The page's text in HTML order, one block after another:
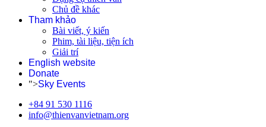
Chủ đề khác
Tham khảo
Bài viết, ý kiến
Phim, tài liệu, tiện ích
Giải trí
English website
Donate
">Sky Events
+84 91 530 1116
info@thienvanvietnam.org